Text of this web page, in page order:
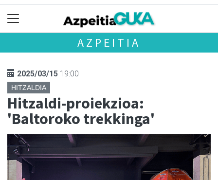
AZPEITIA
2025/03/15 19:00
HITZALDIA
Hitzaldi-proiekzioa:
'Baltoroko trekkinga'